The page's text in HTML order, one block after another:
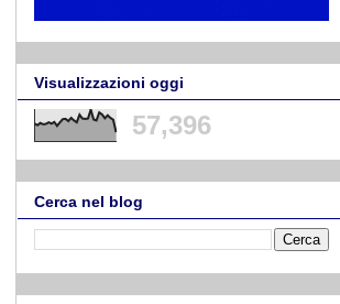
Visualizzazioni oggi
57,396
Cerca nel blog